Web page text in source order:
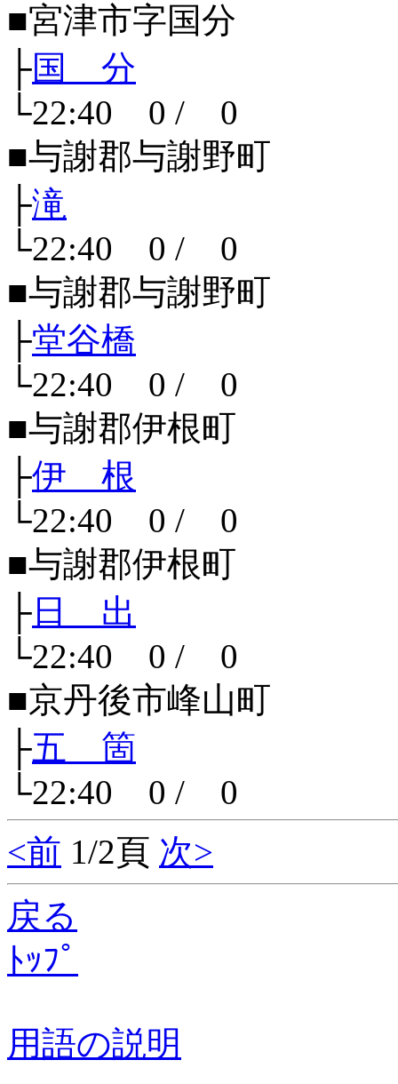
■宮津市字国分
├国 分
└22:40 0 / 0
■与謝郡与謝野町
├滝
└22:40 0 / 0
■与謝郡与謝野町
├堂谷橋
└22:40 0 / 0
■与謝郡伊根町
├伊 根
└22:40 0 / 0
■与謝郡伊根町
├ 日 出
└22:40 0 / 0
■京丹後市峰山町
├五 箇
└22:40 0 / 0
<前 1/2頁 次>
戻る
ﾄｯﾌﾟ
用語の説明